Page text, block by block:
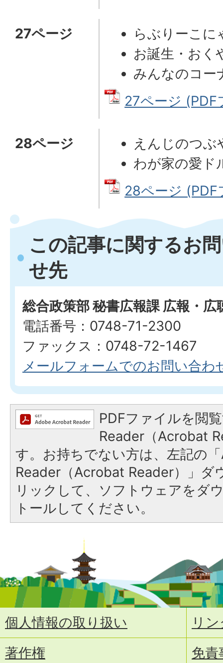
27ページ
らぶりーこに
お誕生・おく
みんなのコー
27ページ
28ページ
えんじのつぶ
わが家の愛ド
28ページ (PDF
この記事に関するお
せ先
総合政策部 秘書広報課 広報・広
電話番号：0748-71-2300
ファックス：0748-72-1467
メールフォームでのお問い合わ
PDFファイルを閲
Reader（Acrobat
す。お持ちでない方は、左記の
Reader（Acrobat Reader）」ダ
リックして、ソフトウェアをダ
トールしてください。
個人情報の取り扱い
リ
著作権
免責